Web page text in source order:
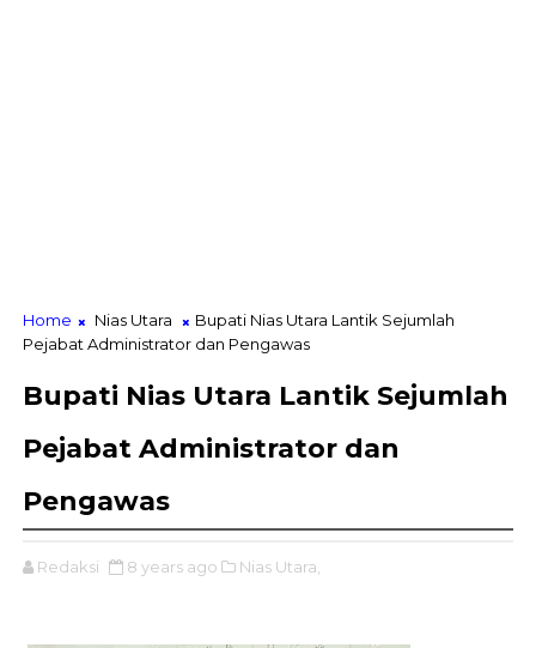
Home Nias Utara
Bupati Nias Utara Lantik Sejumlah
Pejabat Administrator dan Pengawas
Bupati Nias Utara Lantik Sejumlah
Pejabat Administrator dan
Pengawas
Redaksi 8 years ago Nias Utara,